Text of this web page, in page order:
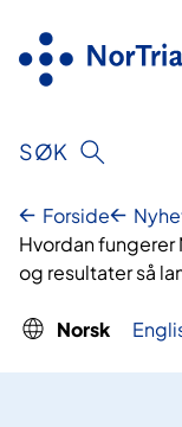
innhold
SØK
Forside
Hvordan
og resultater så
Norsk